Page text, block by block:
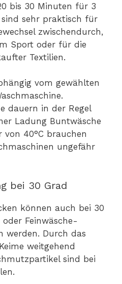
bis 30 Minuten für 3
sind sehr praktisch für
zwischendurch,
Sport oder für die
Textilien.
vom gewählten
dauern in der Regel
Ladung Buntwäsche
40°C brauchen
ungefähr
bei 30 Grad
können auch bei 30
Feinwäsche-
werden. Durch das
weitgehend
sind bei